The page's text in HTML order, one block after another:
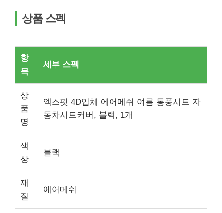
상품 스펙
항
목
세부 스펙
상
품
명
엑스핏 4D입체 에어메쉬 여름 통풍시트 자
동차시트커버, 블랙, 1개
색
상
블랙
재
질
에어메쉬